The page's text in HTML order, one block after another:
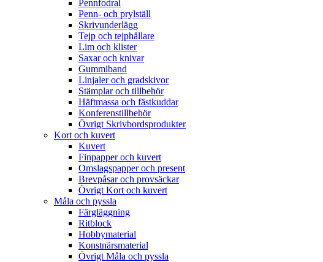
Pennfodral
Penn- och prylställ
Skrivunderlägg
Tejp och tejphållare
Lim och klister
Saxar och knivar
Gummiband
Linjaler och gradskivor
Stämplar och tillbehör
Häftmassa och fästkuddar
Konferenstillbehör
Övrigt Skrivbordsprodukter
Kort och kuvert
Kuvert
Finpapper och kuvert
Omslagspapper och present
Brevpåsar och provsäckar
Övrigt Kort och kuvert
Måla och pyssla
Färgläggning
Ritblock
Hobbymaterial
Konstnärsmaterial
Övrigt Måla och pyssla